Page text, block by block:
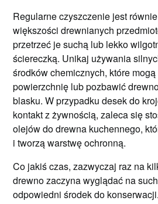
Regularne czyszczenie jest
większości drewnianych
przetrzeć je suchą lub lekko
ściereczką. Unikaj używania
środków chemicznych, które
powierzchnię lub pozbawić
blasku. W przypadku desek do
kontakt z żywnością, zaleca się
olejów do drewna kuchennego,
i tworzą warstwę ochronną.
Co jakiś czas, zazwyczaj raz na
drewno zaczyna wyglądać na
odpowiedni środek do